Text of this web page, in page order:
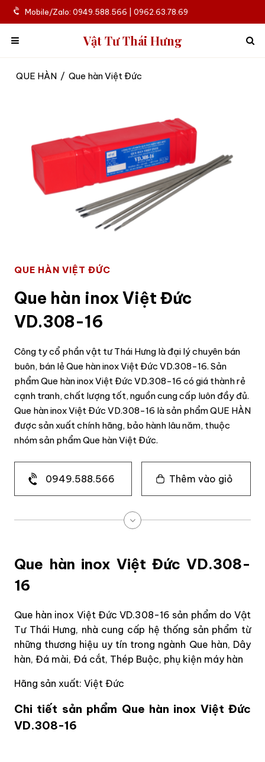
Mobile/Zalo: 0949.588.566 | 0962.63.78.69
Vật Tư Thái Hưng
QUE HÀN / Que hàn Việt Đức
QUE HÀN VIỆT ĐỨC
Que hàn inox Việt Đức
VD.308-16
Công ty cổ phần vật tư Thái Hưng là đại lý chuyên bán
buôn, bán lẻ Que hàn inox Việt Đức VD.308-16. Sản
phẩm Que hàn inox Việt Đức VD.308-16 có giá thành rẻ
cạnh tranh, chất lượng tốt, nguồn cung cấp luôn đầy đủ.
Que hàn inox Việt Đức VD.308-16 là sản phẩm QUE HÀN
được sản xuất chính hãng, bảo hành lâu năm, thuộc
nhóm sản phẩm Que hàn Việt Đức.
0949.588.566 Thêm vào giỏ
Que hàn inox Việt Đức VD.308-
16
Que hàn inox Việt Đức VD.308-16 sản phẩm do Vật
Tư Thái Hưng, nhà cung cấp hệ thống sản phẩm từ
những thương hiệu uy tín trong ngành Que hàn, Dây
hàn, Đá mài, Đá cắt, Thép Buộc, phụ kiện máy hàn
Hãng sản xuất: Việt Đức
Chi tiết sản phẩm Que hàn inox Việt Đức
VD.308-16